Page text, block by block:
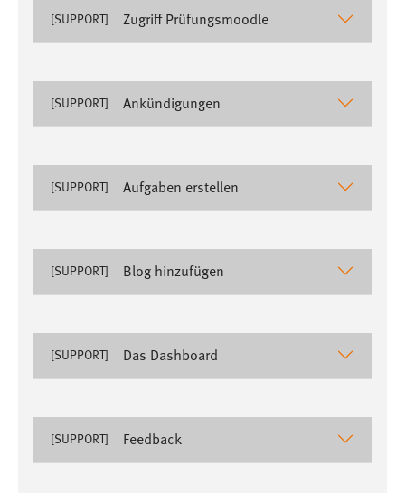
[SUPPORT] Zugriff Prüfungsmoodle
[SUPPORT] Ankündigungen
[SUPPORT] Aufgaben erstellen
[SUPPORT] Blog hinzufügen
[SUPPORT] Das Dashboard
[SUPPORT] Feedback
Cookie Laufzeit:
MARKETING
Sie tun dies, indem sie Besucher über Websites
Google Ads
Name:
Anbieter: